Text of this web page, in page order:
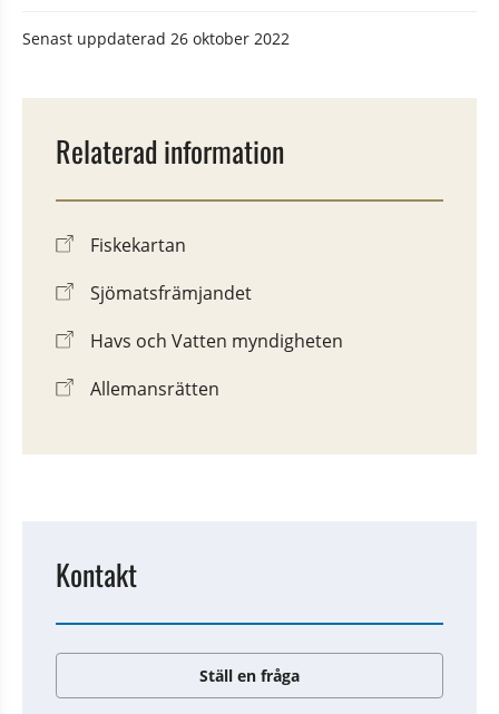
Senast uppdaterad 26 oktober 2022
Relaterad information
Fiskekartan
Sjömatsfrämjandet
Havs och Vatten myndigheten
Allemansrätten
Kontakt
Ställ en fråga